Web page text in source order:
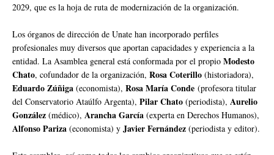
2029, que es la hoja de ruta de modernización de la organización.
Los órganos de dirección de Unate han incorporado perfiles
profesionales muy diversos que aportan capacidades y experiencia a la
entidad. La Asamblea general está conformada por el propio Modesto
Chato, cofundador de la organización, Rosa Coterillo (historiadora),
Eduardo Zúñiga (economista), Rosa María Conde (profesora titular
del Conservatorio Ataúlfo Argenta), Pilar Chato (periodista), Aurelio
González (médico), Arancha García (experta en Derechos Humanos),
Alfonso Pariza (economista) y Javier Fernández (periodista y editor).